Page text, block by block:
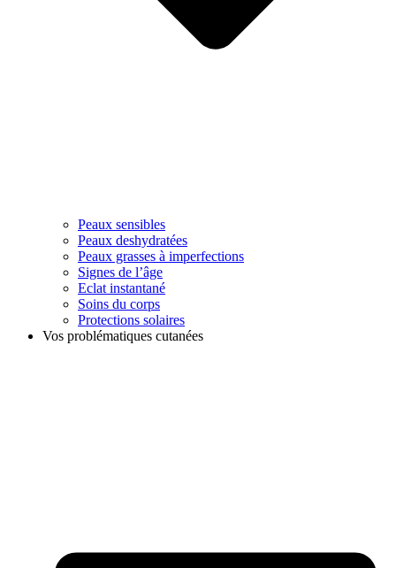
Peaux sensibles
Peaux deshydratées
Peaux grasses à imperfections
Signes de l’âge
Eclat instantané
Soins du corps
Protections solaires
Vos problématiques cutanées